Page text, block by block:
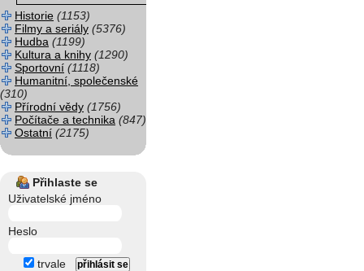
Historie (1153)
Filmy a seriály (5376)
Hudba (1199)
Kultura a knihy (1290)
Sportovní (1118)
Humanitní, společenské
(310)
Přírodní vědy (1756)
Počítače a technika (847)
Ostatní (2175)
Přihlaste se
Uživatelské jméno
Heslo
trvale